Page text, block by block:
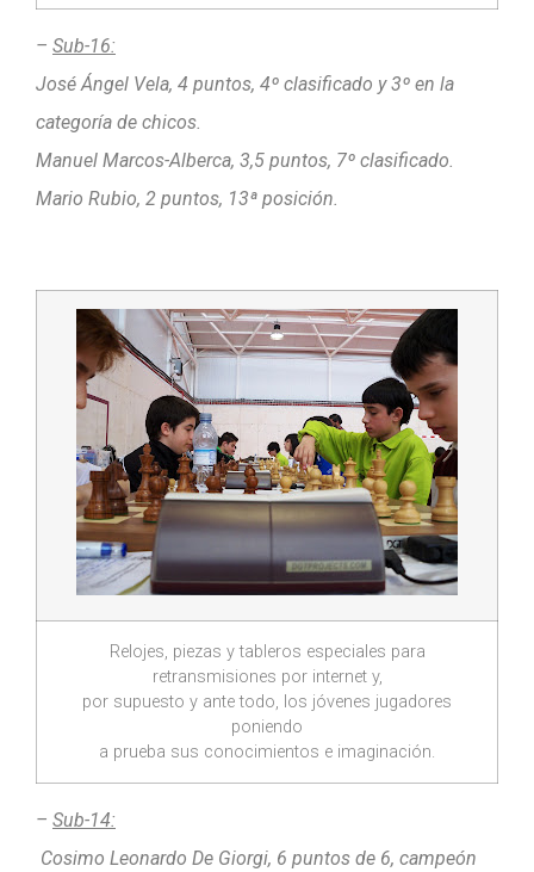
– Sub-16:
José Ángel Vela, 4 puntos, 4º clasificado y 3º en la
categoría de chicos.
Manuel Marcos-Alberca, 3,5 puntos, 7º clasificado.
Mario Rubio, 2 puntos, 13ª posición.
Relojes, piezas y tableros especiales para
retransmisiones por internet y,
por supuesto y ante todo, los jóvenes jugadores
poniendo
a prueba sus conocimientos e imaginación.
– Sub-14:
Cosimo Leonardo De Giorgi, 6 puntos de 6, campeón